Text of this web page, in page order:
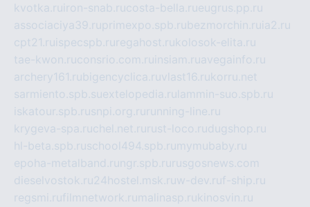
kvotka.ru iron-snab.rucosta-bella.rueugrus.pp.ru
associaciya39.ruprimexpo.spb.rubezmorchin.ru ia2.ru
cpt21.ru ispecspb.ru regahost.rukolosok-elita.ru
tae-kwon.ruconsrio.com.ru insiam.ruavegainfo.ru
archery161.rubigencyclica.ruvlast16.rukorru.net
sarmiento.spb.suextelopedia.ru lammin-suo.spb.ru
iskatour.spb.rusnpi.org.ru running-line.ru
krygeva-spa.ruchel.net.ru rust-loco.rudugshop.ru
hl-beta.spb.ruschool494.spb.ru mymubaby.ru
epoha-metalband.ru ngr.spb.ru rusgosnews.com
dieselvostok.ru24hostel.msk.ruw-dev.ruf-ship.ru
regsmi.rufilmnetwork.ru malinasp.rukinosvin.ru